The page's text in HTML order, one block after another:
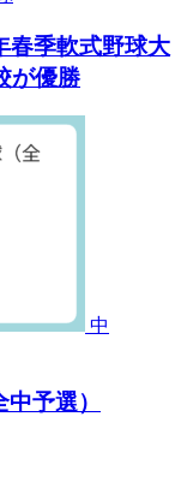
春季軟式野球大
が優勝
中
予選）